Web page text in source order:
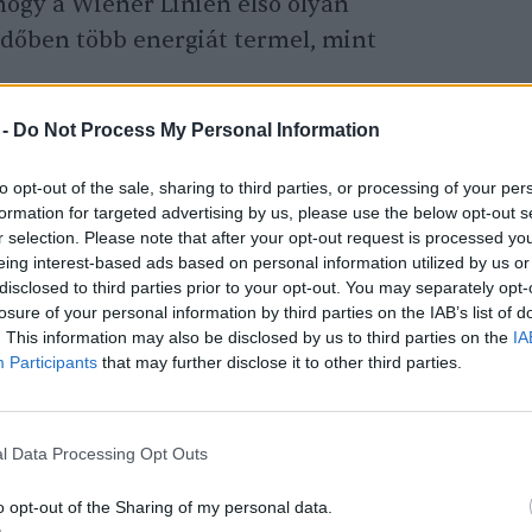
Do Not Process My Personal Information
opt-out of the sale, sharing to third parties, or processing of your
for targeted advertising by us, please use the below opt-out
selection. Please note that after your opt-out request is processed
interest-based ads based on personal information utilized by us
to third parties prior to your opt-out. You may separately
of your personal information by third parties on the IAB’s list of
This information may also be disclosed by us to third parties on the
Participants that may further disclose it to other third parties.
Data Processing Opt Outs
opt-out of the Sharing of my personal data.
több energiát termel, mint
is megállapodott, hogy a
és -építésnél
lehet-e rájuk napelemeket
rendszert működtet, amelyek
így több mint 34 ezer háztartást
600 megawattra szeretnék növelni,
biztosíthat majd
fenntartható